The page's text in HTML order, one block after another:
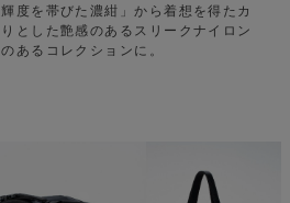
度を帯びた濃紺」から着想を得たカ
とした艶感のあるスリークナイロン
あるコレクションに。